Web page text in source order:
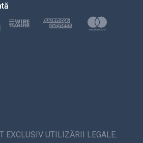
EXCLUSIV UTILIZĂRII LEGALE.